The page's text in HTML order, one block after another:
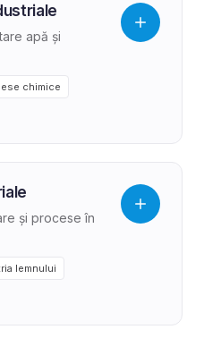
apă și
chimice
și procese în
lemnului